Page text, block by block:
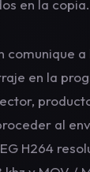
en la copia.
comunique
en la
al
H264